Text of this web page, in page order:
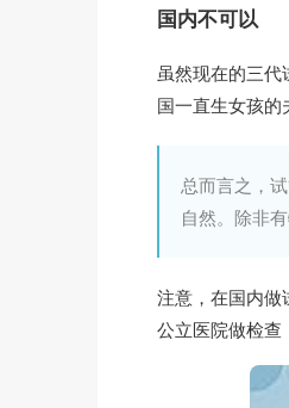
国内不可以
虽然现在的三代
国一直生女孩的
总而言之，
自然。除非
注意，在国内做
公立医院做检查